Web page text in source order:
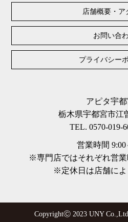
店舗概要・ア
お問い合
プライバシー
アピタ宇
栃木県宇都宮市江
TEL. 0570-019-
営業時間 9:00
※専門店ではそれぞれ営業
※定休日は店舗に
CopyrightⒸ 2023 UNY